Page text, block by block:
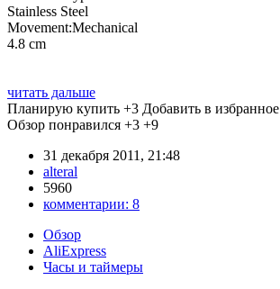
Stainless Steel
Movement:Mechanical
4.8 cm
читать дальше
Планирую купить +3 Добавить в избранное
Обзор понравился +3 +9
31 декабря 2011, 21:48
alteral
5960
комментарии: 8
Обзор
AliExpress
Часы и таймеры